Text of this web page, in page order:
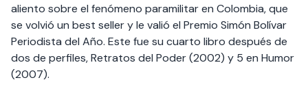
aliento sobre el fenómeno paramilitar en Colombia, que
se volvió un best seller y le valió el Premio Simón Bolívar
Periodista del Año. Este fue su cuarto libro después de
dos de perfiles, Retratos del Poder (2002) y 5 en Humor
(2007).